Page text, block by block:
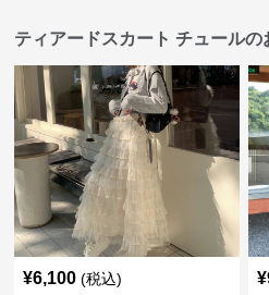
ティアードスカート チュールの
¥6,100 (税込) ¥